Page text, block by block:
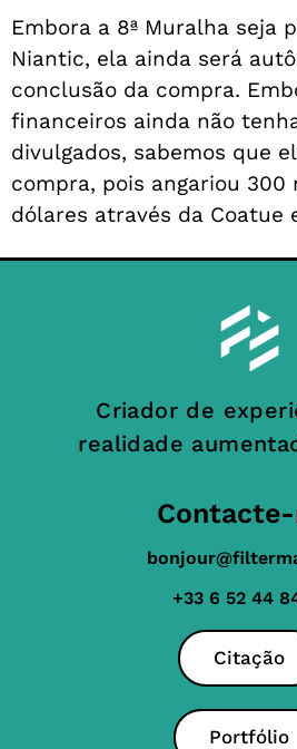
Embora a 8ª Muralha seja
Niantic, ela ainda será
conclusão da compra.
financeiros ainda não
divulgados, sabemos que
compra, pois angariou 300
dólares através da Coatue
Criador de
realidade
+33 6 52 44
Citação
Portfólio